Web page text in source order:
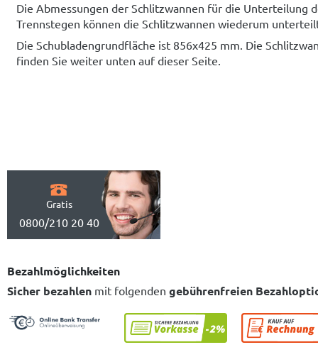
Die Abmessungen der Schlitzwannen für die Unterteilung
Trennstegen können die Schlitzwannen wiederum
Die Schubladengrundfläche ist 856x425 mm. Die
finden Sie weiter unten auf dieser Seite.
Gratis
0800/210 20 40
Bezahlmöglichkeiten
Sicher bezahlen mit folgenden gebührenfreien